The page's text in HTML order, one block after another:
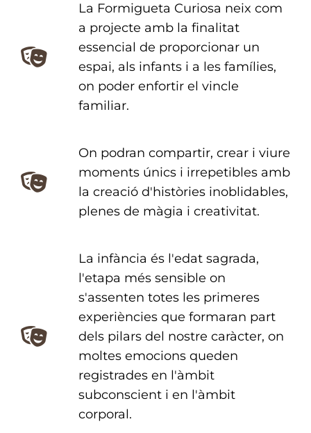
La Formigueta Curiosa neix com
a projecte amb la finalitat
essencial de proporcionar un
espai, als infants i a les famílies,
on poder enfortir el vincle
familiar.
On podran compartir, crear i viure
moments únics i irrepetibles amb
la creació d'històries inoblidables,
plenes de màgia i creativitat.
La infància és l'edat sagrada,
l'etapa més sensible on
s'assenten totes les primeres
experiències que formaran part
dels pilars del nostre caràcter, on
moltes emocions queden
registrades en l'àmbit
subconscient i en l'àmbit
corporal.